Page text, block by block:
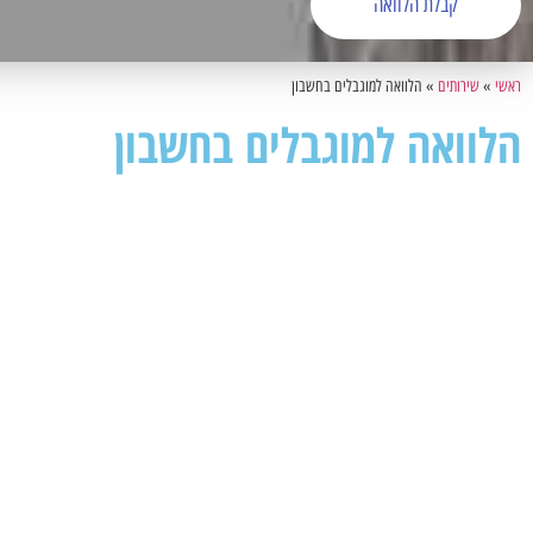
ראשי »שירותים » הלוואה למוגבלים בחשבון
הלוואה למוגבלים בחשבון